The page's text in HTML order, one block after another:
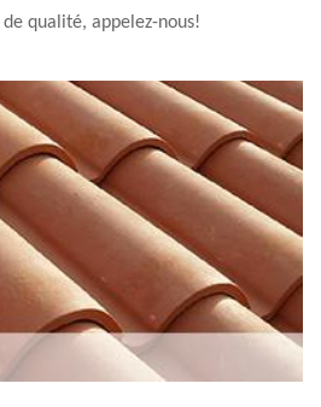
qualité, appelez-nous!